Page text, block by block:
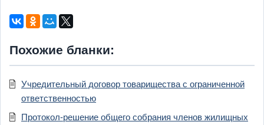
Похожие бланки:
Учредительный договор товарищества с ограниченной
ответственностью
Протокол-решение общего собрания членов жилищных